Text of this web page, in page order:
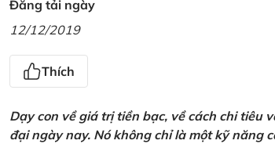
Đăng tải ngày
12/12/2019
Thích
Dạy con về giá trị tiền bạc, về cách chi tiêu
đại ngày nay. Nó không chỉ là một kỹ năng